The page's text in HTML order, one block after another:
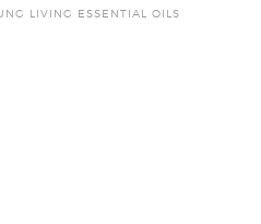
LIVING ESSENTIAL OILS